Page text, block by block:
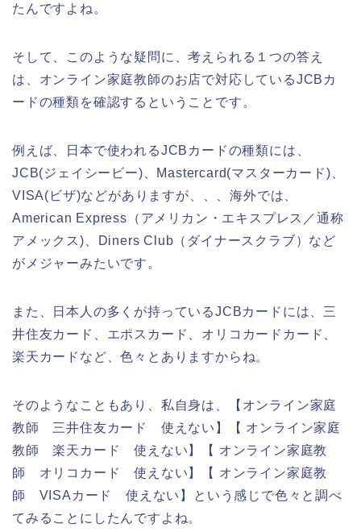
たんですよね。
そして、このような疑問に、考えられる１つの答え
は、オンライン家庭教師のお店で対応しているJCBカ
ードの種類を確認するということです。
例えば、日本で使われるJCBカードの種類には、
JCB(ジェイシービー)、Mastercard(マスターカード)、
VISA(ビザ)などがありますが、、、海外では、
American Express（アメリカン・エキスプレス／通称
アメックス)、Diners Club（ダイナースクラブ）など
がメジャーみたいです。
また、日本人の多くが持っているJCBカードには、三
井住友カード、エポスカード、オリコカードカード、
楽天カードなど、色々とありますからね。
そのようなこともあり、私自身は、【オンライン家庭
教師 三井住友カード 使えない】【 オンライン家庭
教師 楽天カード 使えない】【 オンライン家庭教
師 オリコカード 使えない】【 オンライン家庭教
師 VISAカード 使えない】という感じで色々と調べ
てみることにしたんですよね。